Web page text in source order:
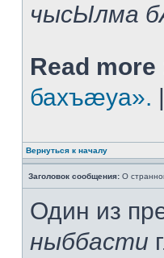
чысЫлма
Read more
бахъæуа». |
Вернуться к началу
Заголовок сообщения: О
Один из
ныббасти